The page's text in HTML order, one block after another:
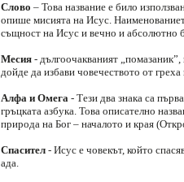
Слово – Това название е било
опише мисията на Исус.
същност на Исус и вечно и абсолютно
Месия- дългоочакваният
дойде да избави човечеството от
Алфа и Омега- Тези два знака са
гръцката азбука. Това описателно
природа на Бог – началото и края
Спасител- Исус е човекът, който
ада.